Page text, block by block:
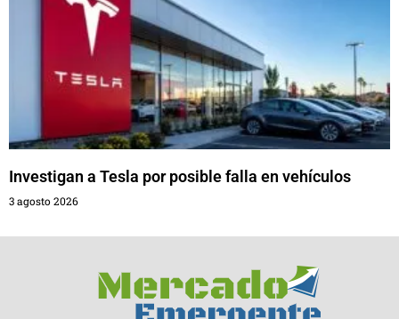
Investigan a Tesla por posible falla en vehículos
3 agosto 2026